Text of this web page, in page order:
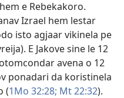
e Rebekakoro.
Izrael hem lestar
isto agjaar vikinela pe
E Jakove sine le 12
avena o 12
ponadari da koristinela
(1Mo 32:28; Mt 22:32).